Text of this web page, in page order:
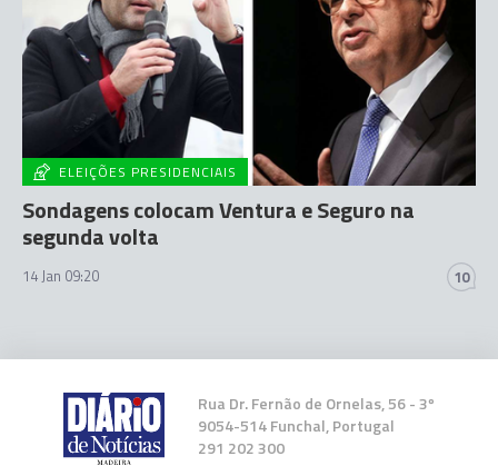
ELEIÇÕES PRESIDENCIAIS
Sondagens colocam Ventura e Seguro na
segunda volta
14 Jan 09:20 10
Rua Dr. Fernão de Ornelas, 56 - 3º
9054-514 Funchal, Portugal
291 202 300